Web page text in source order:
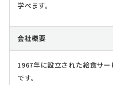
学べます。
会社概要
1967年に設立された給食サ
です。